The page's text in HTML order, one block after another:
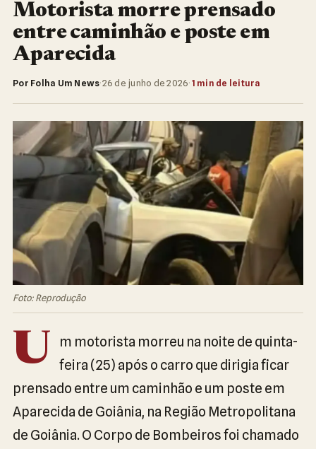
Motorista morre prensado
entre caminhão e poste em
Aparecida
Por Folha Um News·26 de junho de 2026· 1 min de leitura
Foto: Reprodução
U
m motorista morreu na noite de quinta-
feira (25) após o carro que dirigia ficar
prensado entre um caminhão e um poste em
Aparecida de Goiânia, na Região Metropolitana
de Goiânia. O Corpo de Bombeiros foi chamado